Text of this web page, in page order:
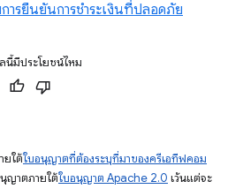
ารยืนยันการชำระเงินที่ปลอดภัย
นี้มีประโยชน์ไหม
ยใต้ใบอนุญาตที่ต้องระบุที่มาของครีเอทีฟคอม
ญาตภายใต้ใบอนุญาต Apache 2.0 เว้นแต่จะ